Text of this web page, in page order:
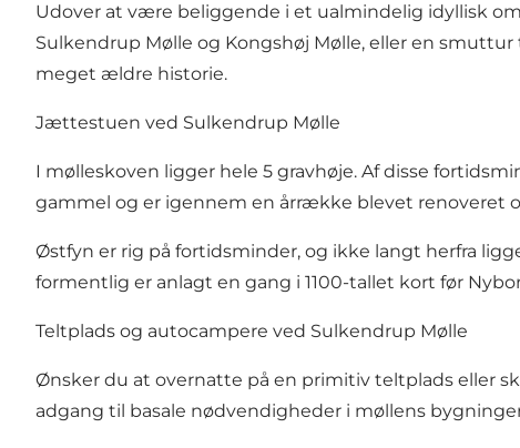
Udover at være beliggende i et ualmindelig idyllisk
Sulkendrup Mølle og Kongshøj Mølle, eller en
meget ældre historie.
Jættestuen ved Sulkendrup Mølle
I mølleskoven ligger hele 5 gravhøje. Af disse
gammel og er igennem en årrække blevet renoveret
Østfyn er rig på fortidsminder, og ikke langt herfra
formentlig er anlagt en gang i 1100-tallet kort før
Teltplads og autocampere ved Sulkendrup Mølle
Ønsker du at overnatte på en primitiv teltplads eller
adgang til basale nødvendigheder i møllens